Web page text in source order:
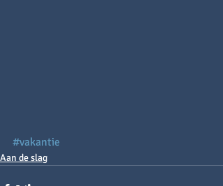
#vakantie
Aan de slag